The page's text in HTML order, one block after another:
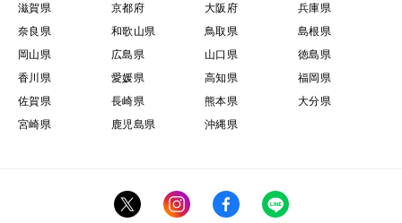
滋賀県
京都府 大阪府
兵庫県
奈良県
和歌山県 鳥取県
島根県
岡山県
広島県 山口県
徳島県
香川県
愛媛県 高知県
福岡県
佐賀県
長崎県 熊本県
大分県
宮崎県
鹿児島県 沖縄県